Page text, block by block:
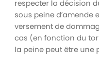
respecter la décision
sous peine d’amende
versement de
cas (en fonction du
la peine peut être une